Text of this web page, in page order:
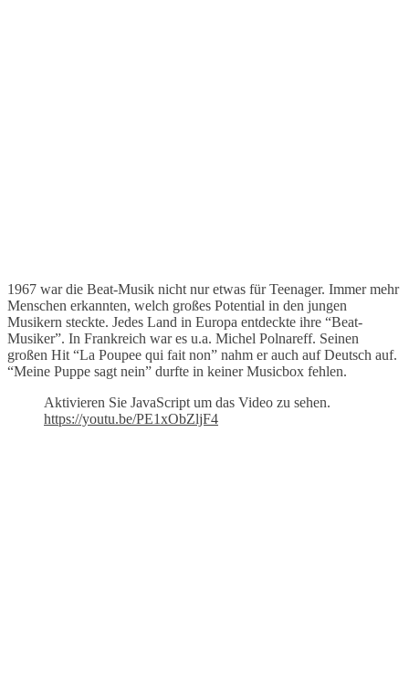
1967 war die Beat-Musik nicht nur etwas für Teenager. Immer mehr
Menschen erkannten, welch großes Potential in den jungen
Musikern steckte. Jedes Land in Europa entdeckte ihre “Beat-
Musiker”. In Frankreich war es u.a. Michel Polnareff. Seinen
großen Hit “La Poupee qui fait non” nahm er auch auf Deutsch auf.
“Meine Puppe sagt nein” durfte in keiner Musicbox fehlen.
Aktivieren Sie JavaScript um das Video zu sehen.
https://youtu.be/PE1xObZljF4